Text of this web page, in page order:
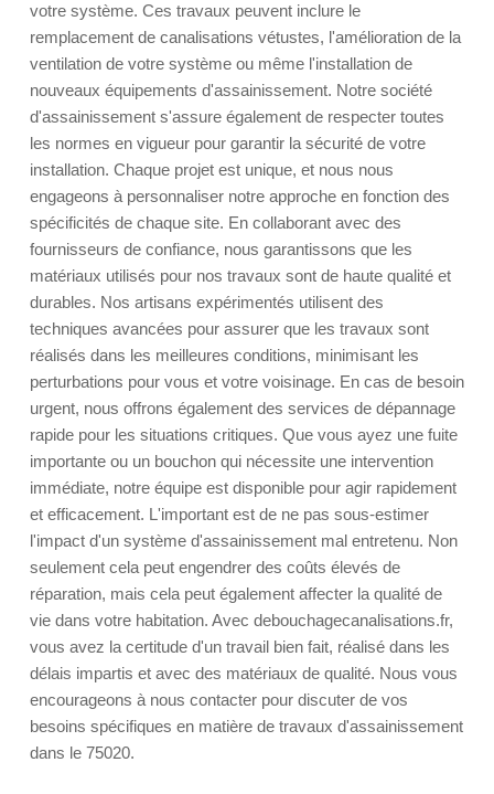
votre système. Ces travaux peuvent inclure le
remplacement de canalisations vétustes, l'amélioration de la
ventilation de votre système ou même l'installation de
nouveaux équipements d'assainissement. Notre société
d'assainissement s'assure également de respecter toutes
les normes en vigueur pour garantir la sécurité de votre
installation. Chaque projet est unique, et nous nous
engageons à personnaliser notre approche en fonction des
spécificités de chaque site. En collaborant avec des
fournisseurs de confiance, nous garantissons que les
matériaux utilisés pour nos travaux sont de haute qualité et
durables. Nos artisans expérimentés utilisent des
techniques avancées pour assurer que les travaux sont
réalisés dans les meilleures conditions, minimisant les
perturbations pour vous et votre voisinage. En cas de besoin
urgent, nous offrons également des services de dépannage
rapide pour les situations critiques. Que vous ayez une fuite
importante ou un bouchon qui nécessite une intervention
immédiate, notre équipe est disponible pour agir rapidement
et efficacement. L'important est de ne pas sous-estimer
l'impact d'un système d'assainissement mal entretenu. Non
seulement cela peut engendrer des coûts élevés de
réparation, mais cela peut également affecter la qualité de
vie dans votre habitation. Avec debouchagecanalisations.fr,
vous avez la certitude d'un travail bien fait, réalisé dans les
délais impartis et avec des matériaux de qualité. Nous vous
encourageons à nous contacter pour discuter de vos
besoins spécifiques en matière de travaux d'assainissement
dans le 75020.